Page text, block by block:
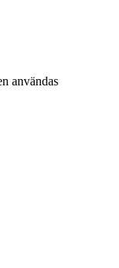
användas